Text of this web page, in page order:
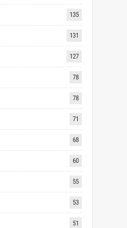
135
131
127
78
78
71
68
60
55
53
51